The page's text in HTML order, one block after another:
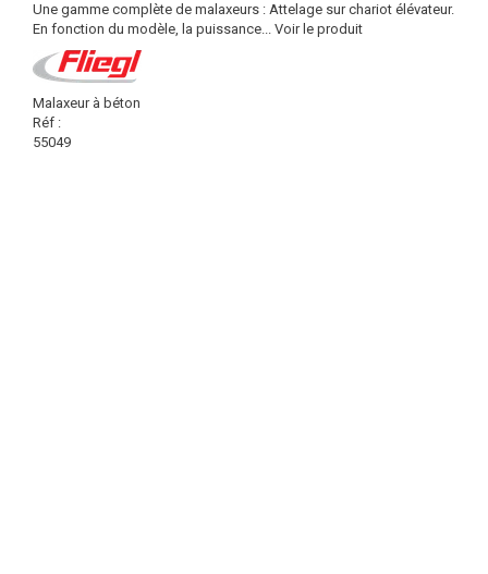
Une gamme complète de malaxeurs : Attelage sur chariot élévateur.
En fonction du modèle, la puissance... Voir le produit
Malaxeur à béton
Réf :
55049